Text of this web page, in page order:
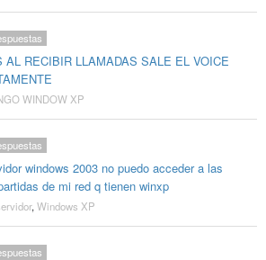
AL RECIBIR LLAMADAS SALE EL VOICE
WINDOW XP
windows 2003 no puedo acceder a las
de mi red q tienen winxp
, Windows XP